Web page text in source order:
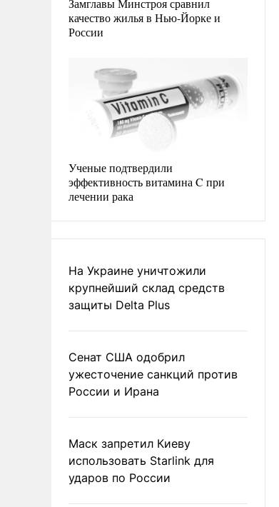
Замглавы Минстроя сравнил
качество жилья в Нью-Йорке и
России
Ученые подтвердили
эффективность витамина C при
лечении рака
На Украине уничтожили
крупнейший склад средств
защиты Delta Plus
Сенат США одобрил
ужесточение санкций против
России и Ирана
Маск запретил Киеву
использовать Starlink для
ударов по России